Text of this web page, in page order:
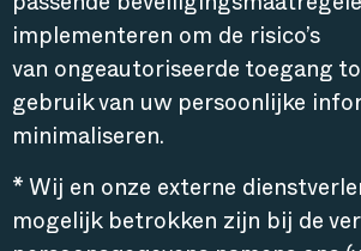
passende
implementeren om de risico’s
van ongeautoriseerde toegang
gebruik van uw persoonlijke
minimaliseren.
* Wij en onze externe
mogelijk betrokken zijn bij de